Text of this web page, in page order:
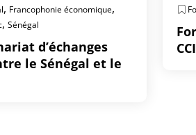
, Francophonie économique,
,Sénégal
d’échanges
le Sénégal et le